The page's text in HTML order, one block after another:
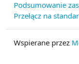
Podsumowanie
Przełącz na
Wspierane przez